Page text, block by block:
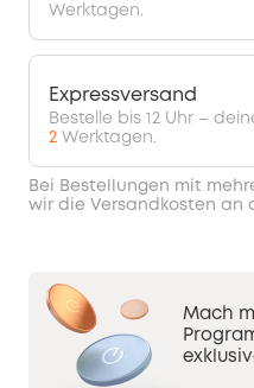
Werktagen.
Expressversand
Bestelle bis 12 Uhr –
2 Werktagen.
Bei Bestellungen mit
wir die Versandkosten an
Mach